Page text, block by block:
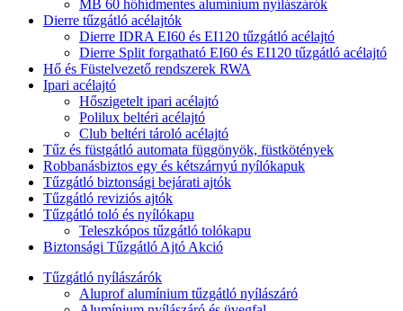
MB 60 hőhídmentes alumínium nyílászárók
Dierre tűzgátló acélajtók
Dierre IDRA EI60 és EI120 tűzgátló acélajtó
Dierre Split forgatható EI60 és EI120 tűzgátló acélajtó
Hő és Füstelvezető rendszerek RWA
Ipari acélajtó
Hőszigetelt ipari acélajtó
Polilux beltéri acélajtó
Club beltéri tároló acélajtó
Tűz és füstgátló automata függönyök, füstkötények
Robbanásbiztos egy és kétszárnyú nyílókapuk
Tűzgátló biztonsági bejárati ajtók
Tűzgátló reviziós ajtók
Tűzgátló toló és nyílókapu
Teleszkópos tűzgátló tolókapu
Biztonsági Tűzgátló Ajtó Akció
Tűzgátló nyílászárók
Aluprof alumínium tűzgátló nyílászáró